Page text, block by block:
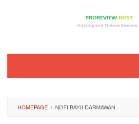
HOMEPAGE / NOFI BAYU DARMAWAN